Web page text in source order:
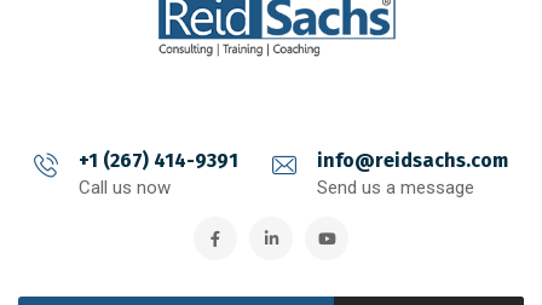
+1 (267) 414-9391
Call us now
info@reidsachs.com
Send us a message